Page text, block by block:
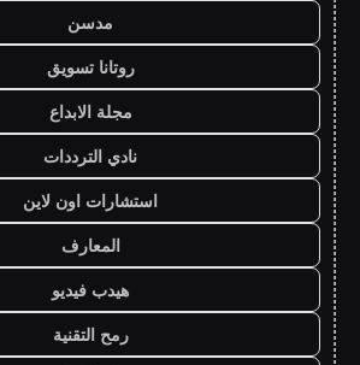
مدسن
روتانا تسويق
مجلة الابداع
نادي الترددات
استشارات اون لاين
المعارف
هيدب فيديو
رمح التقنية